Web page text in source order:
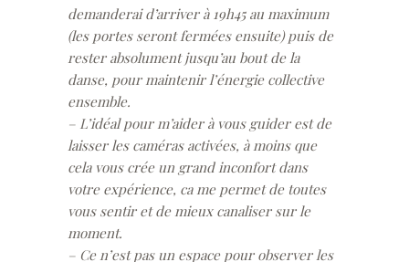
demanderai d’arriver à 19h45au maximum
(les portes seront fermées ensuite) puis de
rester absolument jusqu’au bout de la
danse, pour maintenir l’énergie collective
ensemble.
– L’idéal pour m’aider à vous guider est de
laisser les caméras activées, à moins que
cela vous crée un grand inconfort dans
votre expérience, ca me permet de toutes
vous sentir et de mieux canaliser sur le
moment.
– Ce n’est pas un espace pour observer les